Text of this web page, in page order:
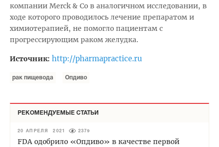
компании Merck & Co в аналогичном исследовании, в
ходе которого проводилось лечение препаратом и
химиотерапией, не помогло пациентам с
прогрессирующим раком желудка.
Источник: http://pharmapractice.ru
рак пищевода Опдиво
РЕКОМЕНДУЕМЫЕ СТАТЬИ
20 АПРЕЛЯ 2021 2379
FDA одобрило «Опдиво» в качестве первой